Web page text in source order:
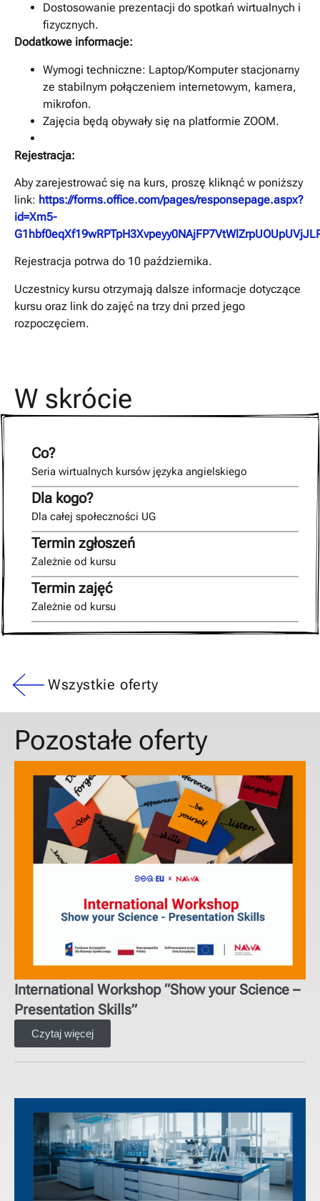
Dostosowanie prezentacji do spotkań wirtualnych i
fizycznych.
Dodatkowe informacje:
Wymogi techniczne: Laptop/Komputer stacjonarny
ze stabilnym połączeniem internetowym, kamera,
mikrofon.
Zajęcia będą obywały się na platformie ZOOM.
Rejestracja:
Aby zarejestrować się na kurs, proszę kliknąć w poniższy
link: https://forms.office.com/pages/responsepage.aspx?
id=Xm5-
Rejestracja potrwa do 10 października.
Uczestnicy kursu otrzymają dalsze informacje dotyczące
kursu oraz link do zajęć na trzy dni przed jego
rozpoczęciem.
W skrócie
Co?
Seria wirtualnych kursów języka angielskiego
Dla kogo?
Dla całej społeczności UG
Termin zgłoszeń
Zależnie od kursu
Termin zajęć
Zależnie od kursu
Wszystkie oferty
Pozostałe oferty
International Workshop “Show your Science –
Presentation Skills”
Czytaj więcej